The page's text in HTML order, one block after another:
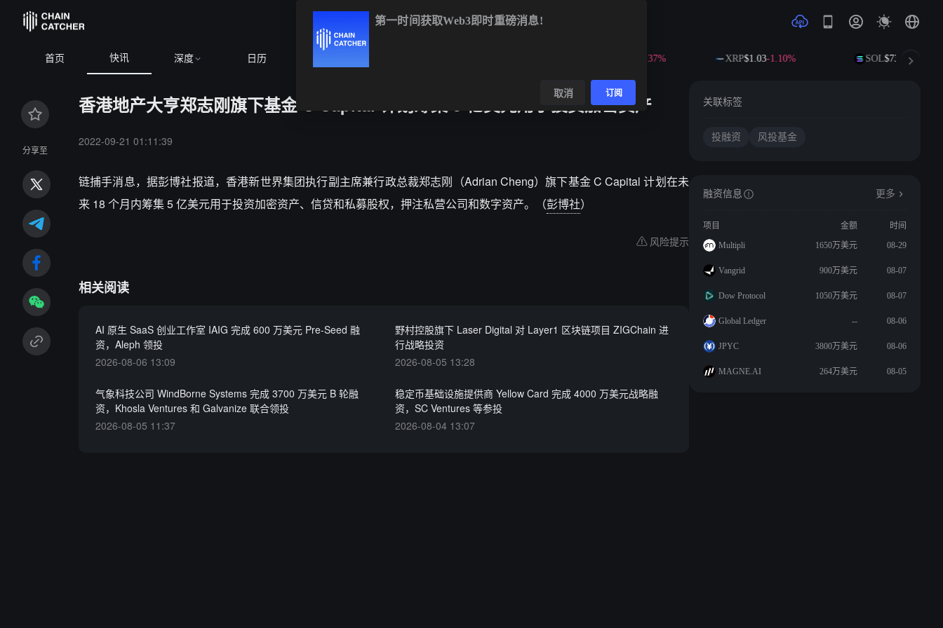
首页 快讯 深度 日历 -0.37% XRP$1.03-1.10% SOL$73.88 +0.76%
分享至
香港地产大亨郑志刚旗下基金 C Capital 计划筹集 5 亿美元用于投资加密资产
2022-09-21 01:11:39
链捕手消息，据彭博社报道，香港新世界集团执行副主席兼行政总裁郑志刚（Adrian Cheng）旗下基金 C Capital 计划在未
来 18 个月内筹集 5 亿美元用于投资加密资产、信贷和私募股权，押注私营公司和数字资产。（彭博社）
风险提示
相关阅读
AI 原生 SaaS 创业工作室 IAIG 完成 600 万美元 Pre-Seed 融
资，Aleph 领投
2026-08-06 13:09
野村控股旗下 Laser Digital 对 Layer1 区块链项目 ZIGChain 进
行战略投资
2026-08-05 13:28
气象科技公司 WindBorne Systems 完成 3700 万美元 B 轮融
资，Khosla Ventures 和 Galvanize 联合领投
2026-08-05 11:37
稳定币基础设施提供商 Yellow Card 完成 4000 万美元战略融
资，SC Ventures 等参投
2026-08-04 13:07
关联标签
投融资 风投基金
融资信息 更多
项目 金额
时间
Multipli
1650万美元 08-29
Vangrid 900万美元 08-07
Dow Protocol 1050万美元 08-07
Global Ledger -- 08-06
JPYC 3800万美元 08-06
MAGNE.AI 264万美元 08-05
第一时间获取Web3即时重磅消息!
取消 订阅